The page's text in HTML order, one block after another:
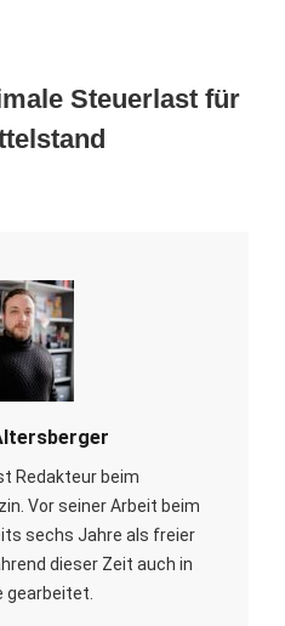
Steuerlast für
Redakteur beim
Vor seiner Arbeit beim
sechs Jahre als freier
dieser Zeit auch in
gearbeitet.